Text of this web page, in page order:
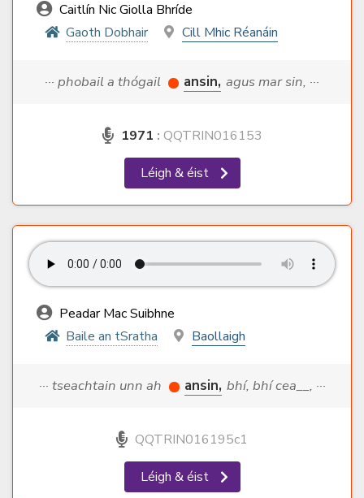
Caitlín Nic Giolla Bhríde
Gaoth Dobhair
Cill Mhic Réanáin
··· phobail a thógail ansin, agus mar sin, ···
1971 : QQTRIN016153
Léigh & éist
Peadar Mac Suibhne
Baile an tSratha
Baollaigh
··· tseachtain unn ah ansin, bhí, bhí cea__, ···
QQTRIN016195c1
Léigh & éist